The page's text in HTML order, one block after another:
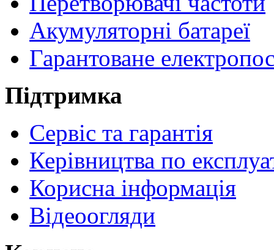
Акумуляторні батареї
Гарантоване
Підтримка
Сервіс та гарантія
Керівництва по
Корисна інформація
Відеоогляди